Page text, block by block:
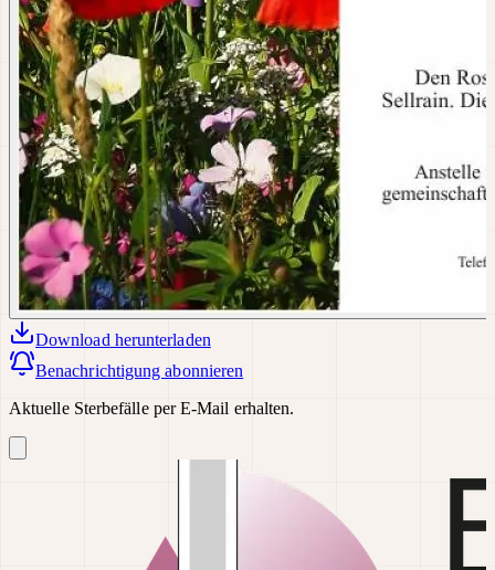
Download herunterladen
Benachrichtigung abonnieren
Aktuelle Sterbefälle per E-Mail erhalten.